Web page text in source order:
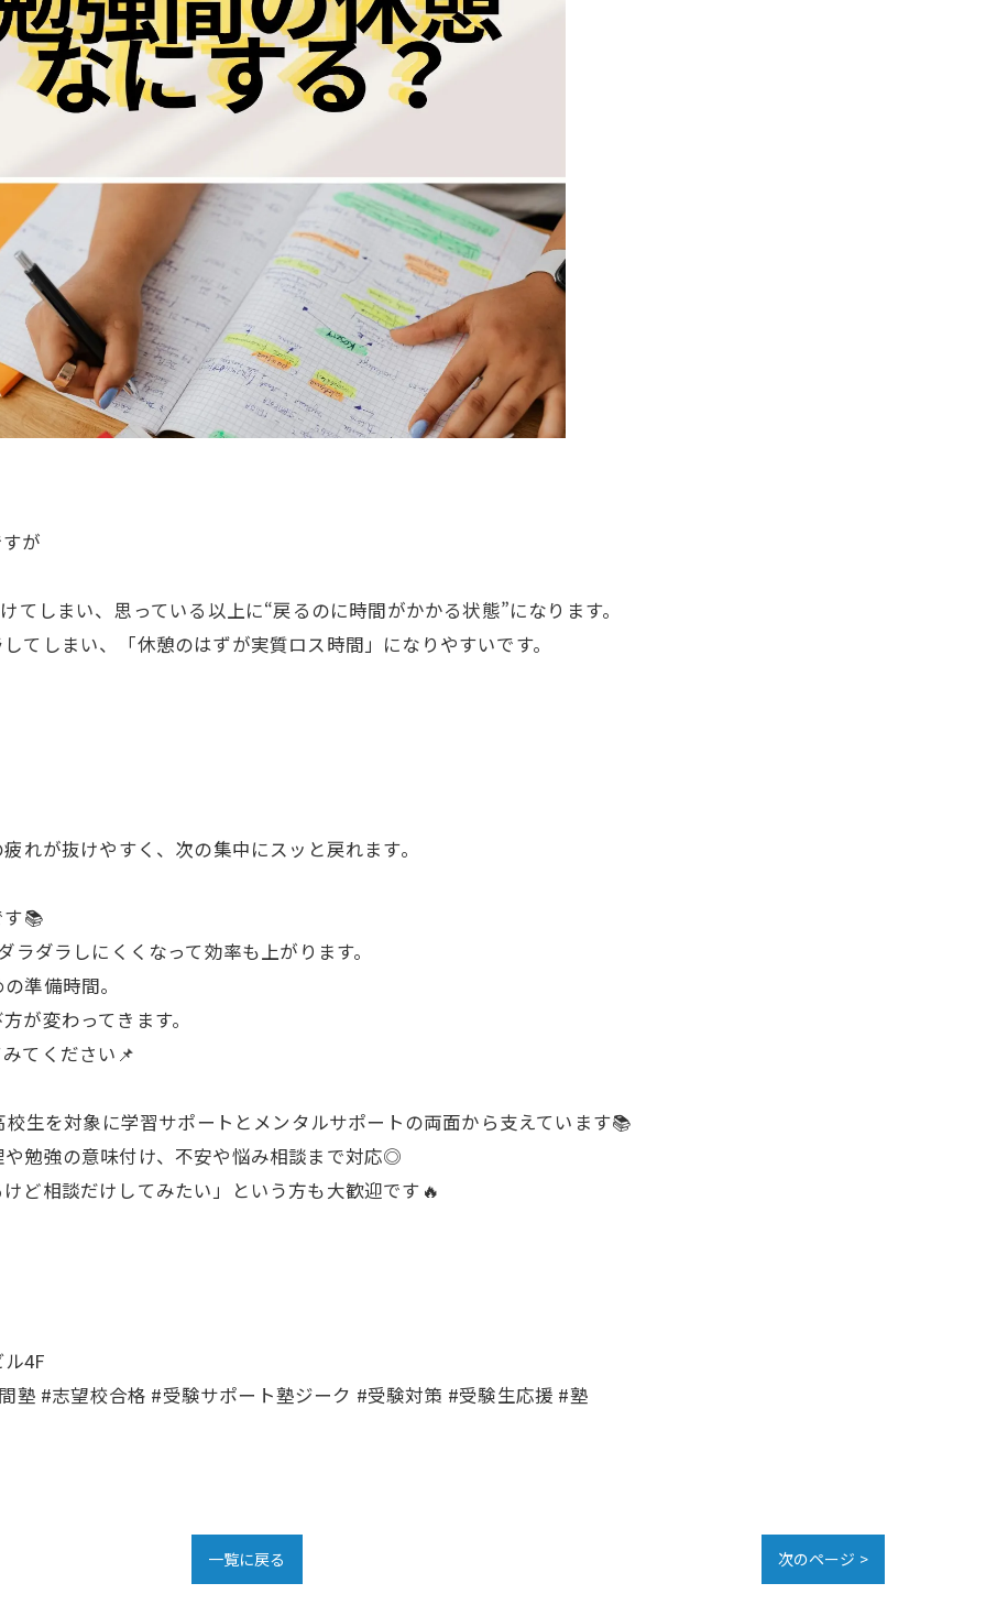
が
てしまい、思っている以上に“戻るのに時間がかかる状態”になります。
てしまい、「休憩のはずが実質ロス時間」になりやすいです。
れが抜けやすく、次の集中にスッと戻れます。
す📚
ダラしにくくなって効率も上がります。
準備時間。
が変わってきます。
てください📌
生を対象に学習サポートとメンタルサポートの両面から支えています📚
勉強の意味付け、不安や悩み相談まで対応◎
ど相談だけしてみたい」という方も大歓迎です🔥
4F
塾 #志望校合格 #受験サポート塾ジーク #受験対策 #受験生応援 #塾
一覧に戻る 次のページ >